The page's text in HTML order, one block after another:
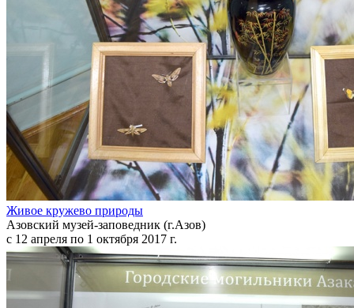
Живое кружево природы
Азовский музей-заповедник (г.Азов)
с 12 апреля по 1 октября 2017 г.